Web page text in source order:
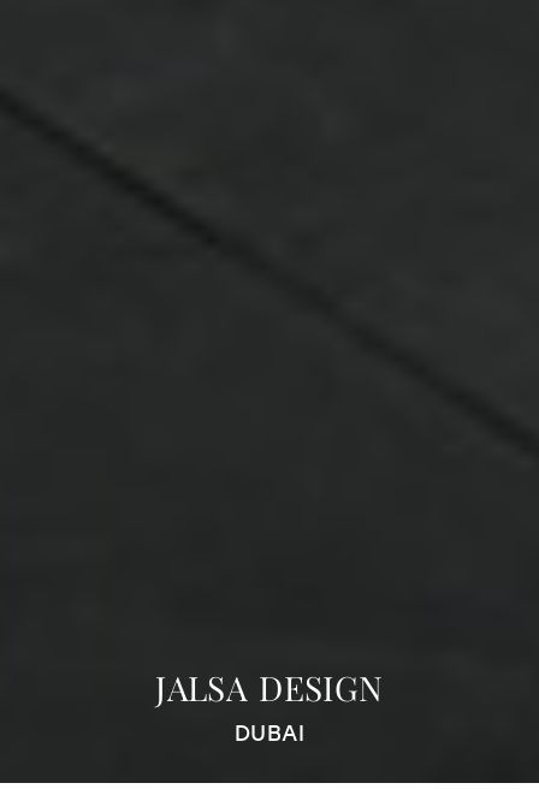
JALSA DESIGN
DUBAI